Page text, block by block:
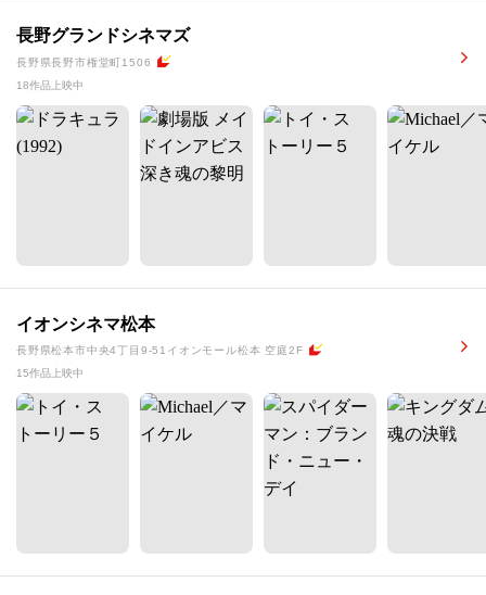
長野グランドシネマズ
長野県長野市権堂町1506
18作品上映中
イオンシネマ松本
長野県松本市中央4丁目9-51イオンモール松本 空庭2F
15作品上映中